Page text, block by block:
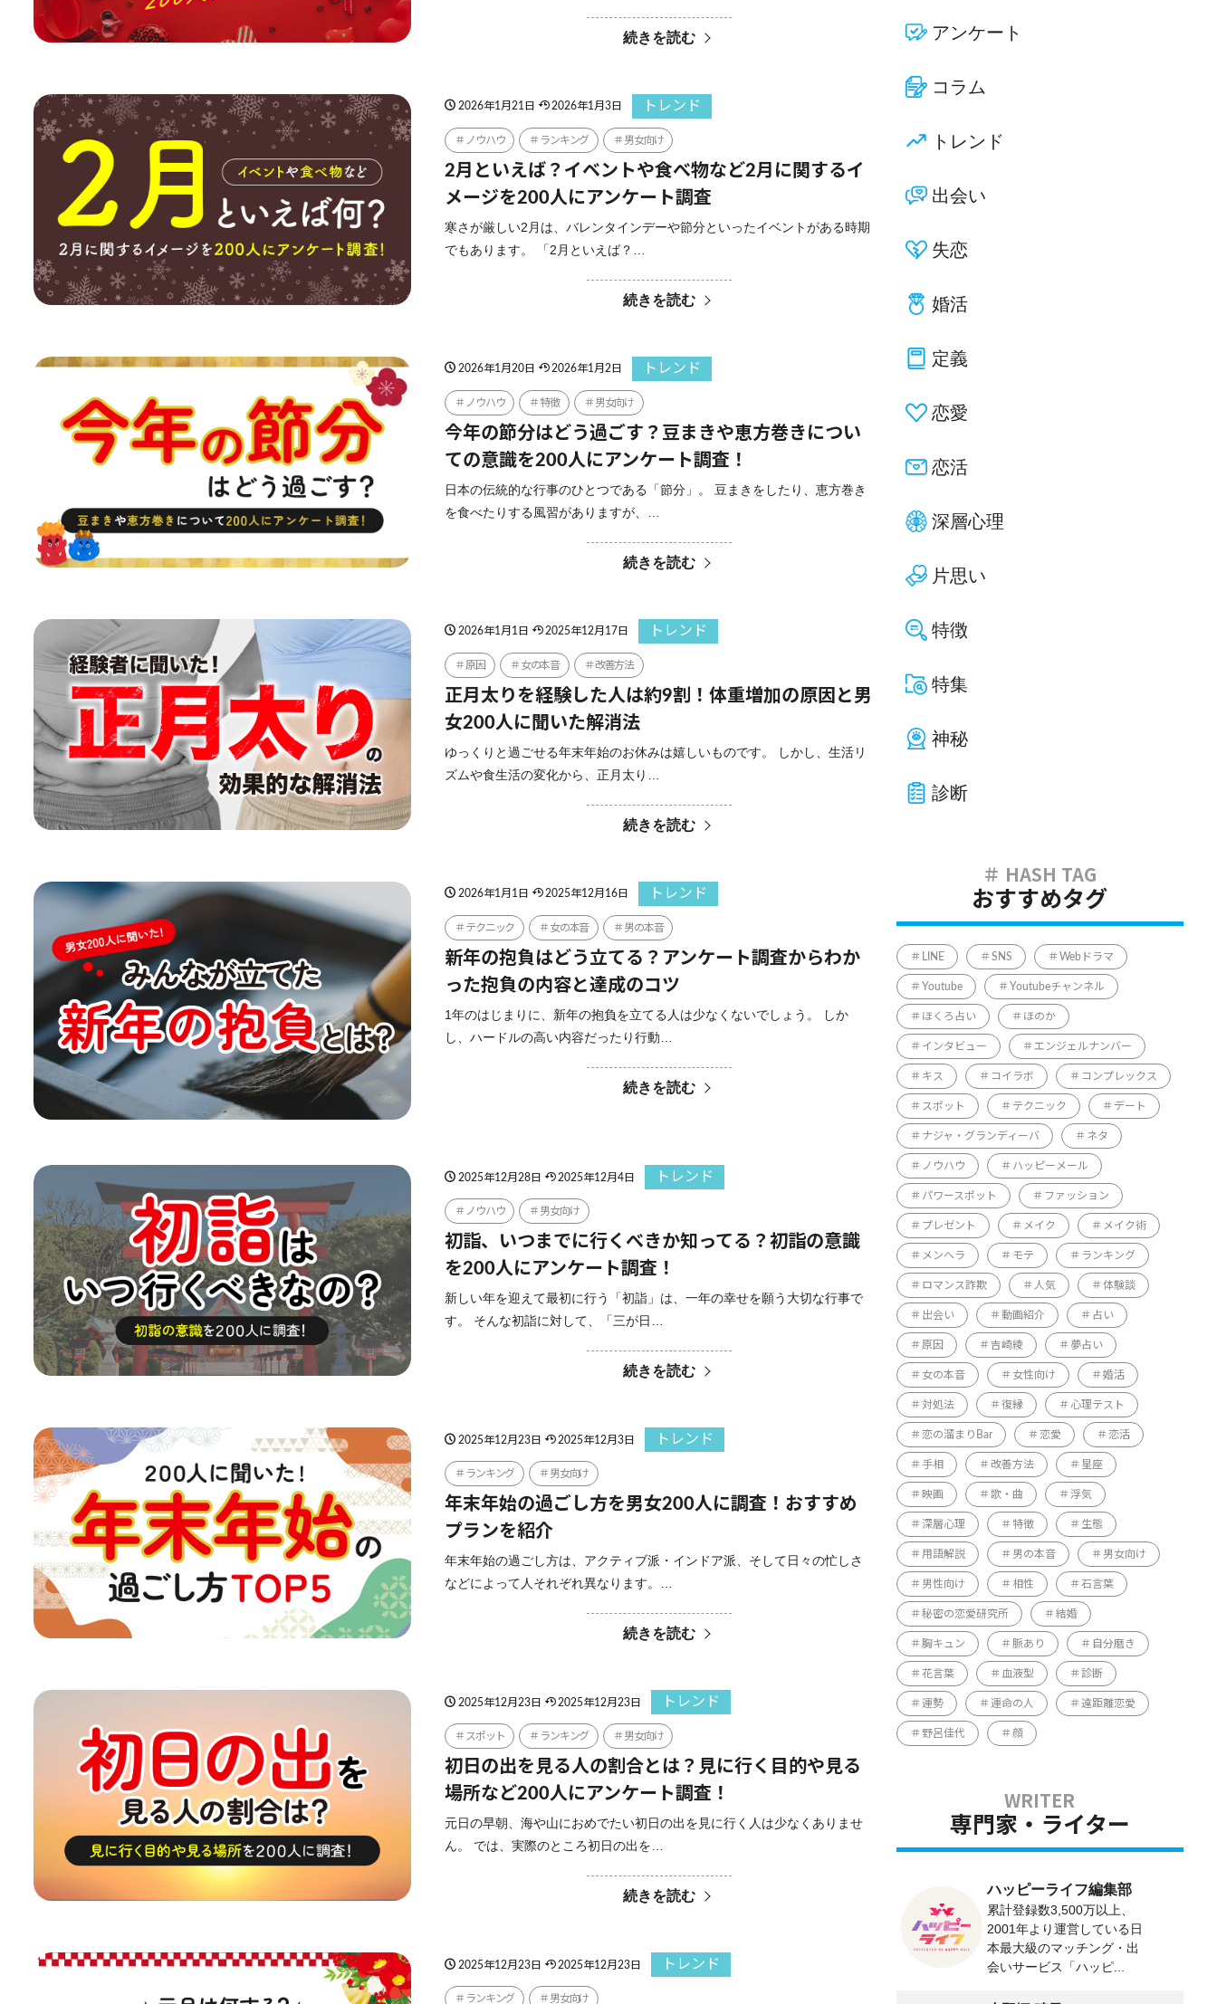
続きを読む
2026年1月21日 2026年1月3日 トレンド
ノウハウ ランキング 男女向け
2月といえば？イベントや食べ物など2月に関するイ
メージを200人にアンケート調査
寒さが厳しい2月は、バレンタインデーや節分といったイベントがある時期
でもあります。 「2月といえば？…
続きを読む
2026年1月20日 2026年1月2日 トレンド
ノウハウ 特徴 男女向け
今年の節分はどう過ごす？豆まきや恵方巻きについ
ての意識を200人にアンケート調査！
日本の伝統的な行事のひとつである「節分」。 豆まきをしたり、恵方巻き
を食べたりする風習がありますが、…
続きを読む
2026年1月1日 2025年12月17日 トレンド
原因 女の本音 改善方法
正月太りを経験した人は約9割！体重増加の原因と男
女200人に聞いた解消法
ゆっくりと過ごせる年末年始のお休みは嬉しいものです。 しかし、生活リ
ズムや食生活の変化から、正月太り…
続きを読む
2026年1月1日 2025年12月16日 トレンド
テクニック 女の本音 男の本音
新年の抱負はどう立てる？アンケート調査からわか
った抱負の内容と達成のコツ
1年のはじまりに、新年の抱負を立てる人は少なくないでしょう。 しか
し、ハードルの高い内容だったり行動…
続きを読む
2025年12月28日 2025年12月4日 トレンド
ノウハウ 男女向け
初詣、いつまでに行くべきか知ってる？初詣の意識
を200人にアンケート調査！
新しい年を迎えて最初に行う「初詣」は、一年の幸せを願う大切な行事で
す。 そんな初詣に対して、「三が日…
続きを読む
2025年12月23日 2025年12月3日 トレンド
ランキング 男女向け
年末年始の過ごし方を男女200人に調査！おすすめ
プランを紹介
年末年始の過ごし方は、アクティブ派・インドア派、そして日々の忙しさ
などによって人それぞれ異なります。…
続きを読む
2025年12月23日 2025年12月23日 トレンド
スポット ランキング 男女向け
初日の出を見る人の割合とは？見に行く目的や見る
場所など200人にアンケート調査！
元日の早朝、海や山におめでたい初日の出を見に行く人は少なくありませ
ん。 では、実際のところ初日の出を…
続きを読む
2025年12月23日 2025年12月23日 トレンド
ランキング 男女向け
アンケート
コラム
トレンド
出会い
失恋
婚活
定義
恋愛
恋活
深層心理
片思い
特徴
特集
神秘
診断
おすすめタグ
LINE SNS Webドラマ
Youtube Youtubeチャンネル
ほくろ占い ほのか
インタビュー エンジェルナンバー
キス コイラボ コンプレックス
スポット テクニック デート
ナジャ・グランディーバ ネタ
ノウハウ ハッピーメール
パワースポット ファッション
プレゼント メイク メイク術
メンヘラ モテ ランキング
ロマンス詐欺 人気 体験談
出会い 動画紹介 占い
原因 吉崎綾 夢占い
女の本音 女性向け 婚活
対処法 復縁 心理テスト
恋の溜まりBar 恋愛 恋活
手相 改善方法 星座
映画 歌・曲 浮気
深層心理 特徴 生態
用語解説 男の本音 男女向け
男性向け 相性 石言葉
秘密の恋愛研究所 結婚
胸キュン 脈あり 自分磨き
花言葉 血液型 診断
運勢 運命の人 遠距離恋愛
野呂佳代 顔
専門家・ライター
ハッピーライフ編集部
累計登録数3,500万以上、
2001年より運営している日
本最大級のマッチング・出
会いサービス「ハッピ...